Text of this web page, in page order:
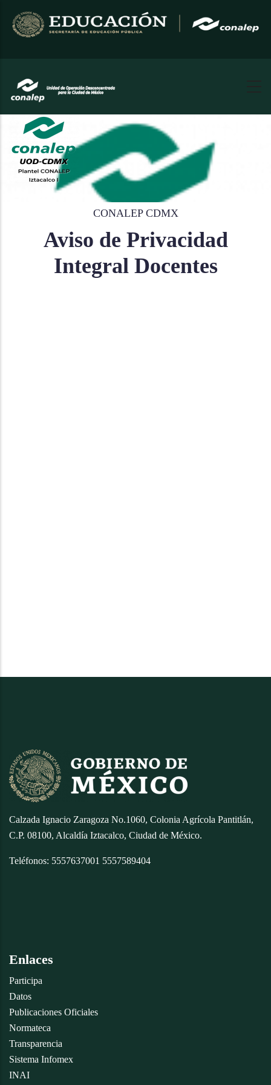
CONALEP CDMX
Aviso de Privacidad
Integral Docentes
Calzada Ignacio Zaragoza No.1060, Colonia Agrícola Pantitlán,
C.P. 08100, Alcaldía Iztacalco, Ciudad de México.
Teléfonos: 5557637001 5557589404
Enlaces
Participa
Datos
Publicaciones Oficiales
Normateca
Transparencia
Sistema Infomex
INAI